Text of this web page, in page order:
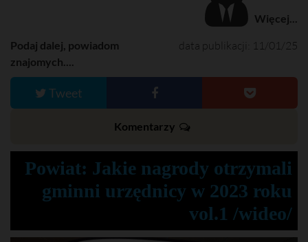
Więcej...
data publikacji: 11/01/25
Podaj dalej, powiadom
znajomych....
Tweet
Komentarzy
Powiat: Jakie nagrody otrzymali
gminni urzędnicy w 2023 roku
vol.1 /wideo/